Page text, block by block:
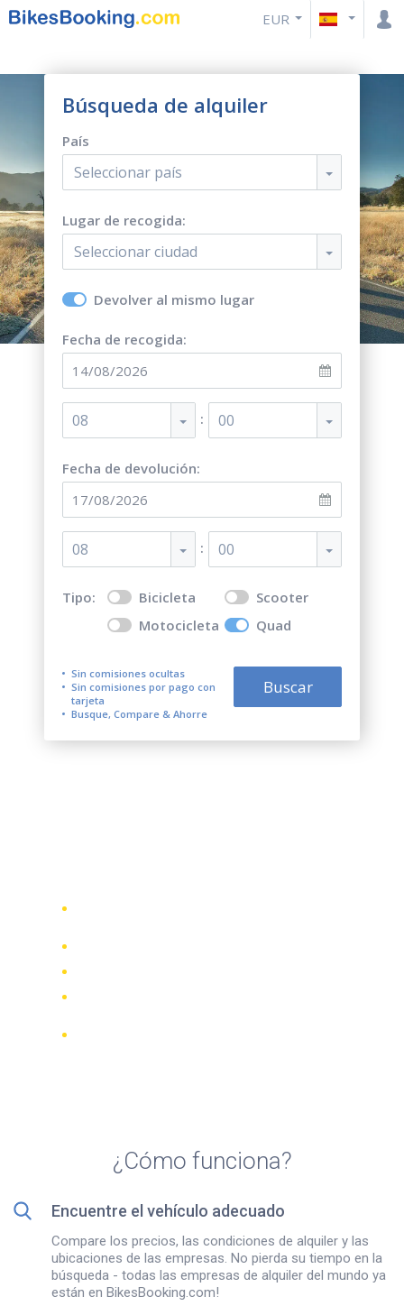
EUR
Búsqueda de alquiler
País
Seleccionar país
Lugar de recogida:
Seleccionar ciudad
Devolver al mismo lugar
Fecha de recogida:
08 : 00
Fecha de devolución:
08 : 00
Tipo: Bicicleta
Scooter
Motocicleta
Quad
Sin comisiones ocultas
Sin comisiones por pago con
tarjeta
Busque, Compare & Ahorre
Buscar
¿Cómo funciona?
Encuentre el vehículo adecuado
Compare los precios, las condiciones de alquiler y las
ubicaciones de las empresas. No pierda su tiempo en la
búsqueda - todas las empresas de alquiler del mundo ya
están en BikesBooking.com!